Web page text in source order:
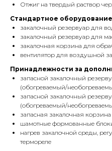
Отжиг на твердый раствор
Стандартное оборудование
закалочный резервуар для
закалочный резервуар для
закалочная корзина для
вентилятор для воздушной
Принадлежности за
запасной закалочный
(обогреваемый/
запасной закалочный
(обогреваемый/
запасная закалочная
шамотные формованные
нагрев закалочной среды,
термореле